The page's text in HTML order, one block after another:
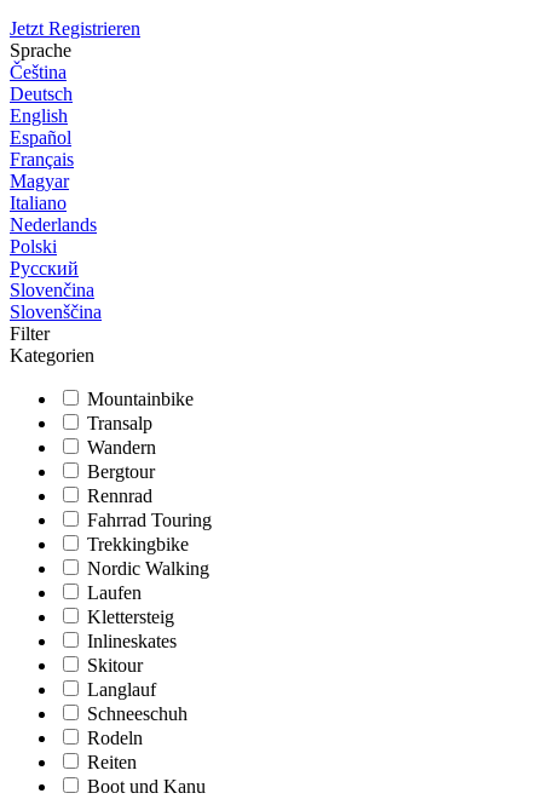
Jetzt Registrieren
Sprache
Čeština
Deutsch
English
Español
Français
Magyar
Italiano
Nederlands
Polski
Русский
Slovenčina
Slovenščina
Filter
Kategorien
Mountainbike
Transalp
Wandern
Bergtour
Rennrad
Fahrrad Touring
Trekkingbike
Nordic Walking
Laufen
Klettersteig
Inlineskates
Skitour
Langlauf
Schneeschuh
Rodeln
Reiten
Boot und Kanu